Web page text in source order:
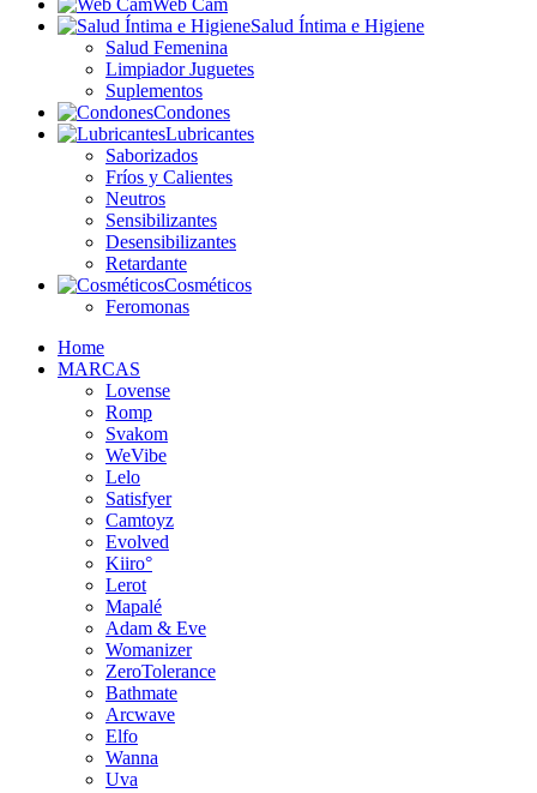
Web Cam
Salud Íntima e Higiene
Salud Femenina
Limpiador Juguetes
Suplementos
Condones
Lubricantes
Saborizados
Fríos y Calientes
Neutros
Sensibilizantes
Desensibilizantes
Retardante
Cosméticos
Feromonas
Home
MARCAS
Lovense
Romp
Svakom
WeVibe
Lelo
Satisfyer
Camtoyz
Evolved
Kiiro°
Lerot
Mapalé
Adam & Eve
Womanizer
ZeroTolerance
Bathmate
Arcwave
Elfo
Wanna
Uva